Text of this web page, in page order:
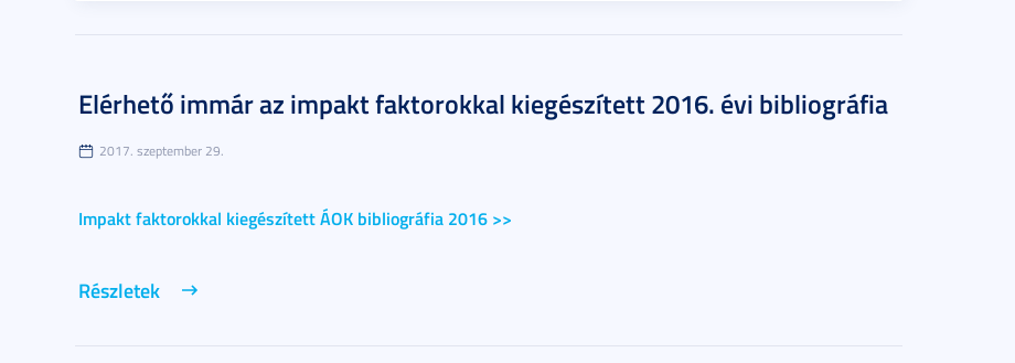
Elérhető immár az impakt faktorokkal kiegészített 2016. évi bibliográfia
2017. szeptember 29.
Impakt faktorokkal kiegészített ÁOK bibliográfia 2016 >>
Részletek